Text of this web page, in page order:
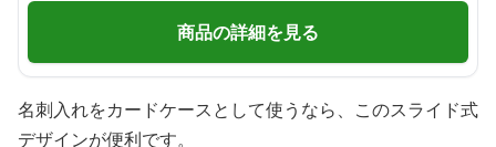
商品の詳細を見る
名刺入れをカードケースとして使うなら、このスライド式
デザインが便利です。